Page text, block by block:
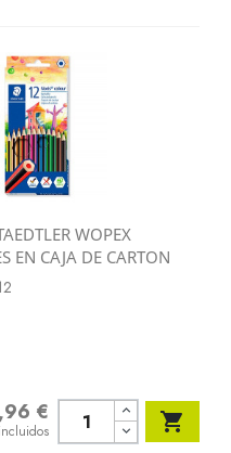
rápida
WOPEX
EN CAJA DE CARTON
€ 